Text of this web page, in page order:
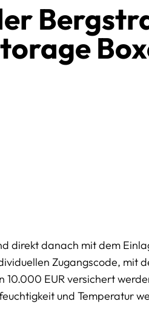
direkt danach mit dem
Zugangscode, mit
EUR versichert
und Temperatur